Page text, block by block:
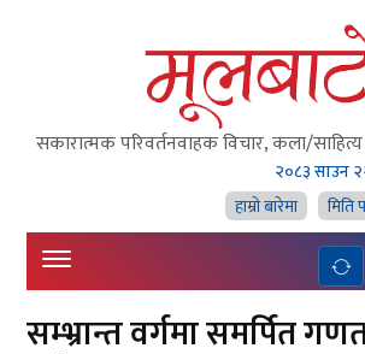
सकारात्मक परिवर्तनवाहक विचार, कला/
२०८३ साउन
हाम्राे बारेमा
मिति
सम्भ्रान्त वर्गमा समर्पित